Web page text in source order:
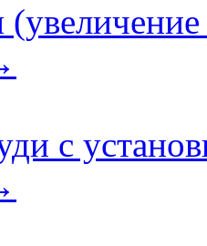
с